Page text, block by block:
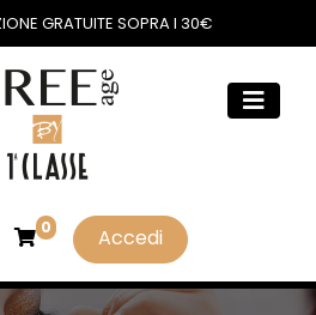
GRATUITE SOPRA I 30€
0 Accedi